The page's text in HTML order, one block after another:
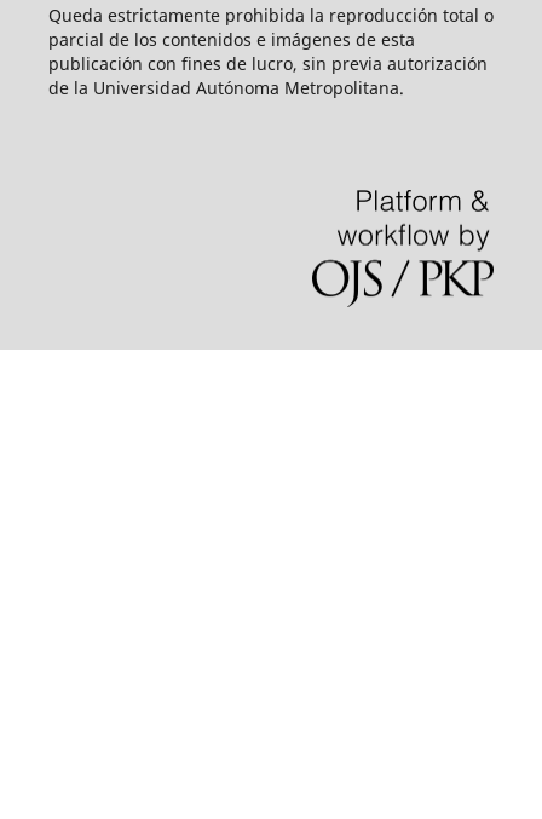
Queda estrictamente prohibida la reproducción total o
parcial de los contenidos e imágenes de esta
publicación con fines de lucro, sin previa autorización
de la Universidad Autónoma Metropolitana.